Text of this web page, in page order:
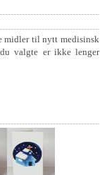
midler til nytt medisinsk
valgte er ikke lenger